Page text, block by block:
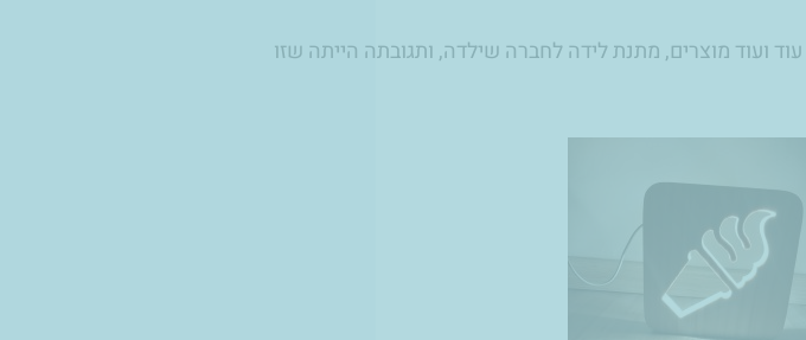
ועוד מוצרים, מתנת לידה לחברה שילדה, ותגובתה הייתה שזו